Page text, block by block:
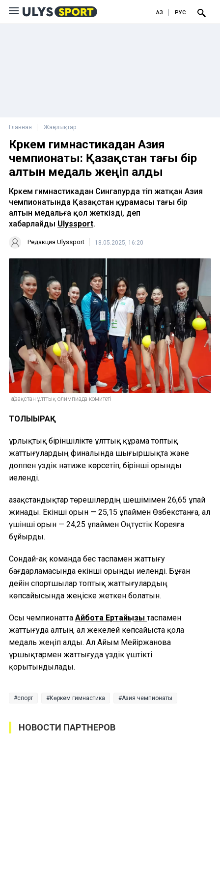
ҚАЗ РУС
Главная Жаңалықтар
Көркем гимнастикадан Азия
чемпионаты: Қазақстан тағы бір
алтын медаль жеңіп алды
Көркем гимнастикадан Сингапурда өтіп жатқан Азия
чемпионатында Қазақстан құрамасы тағы бір
алтын медальға қол жеткізді, деп
хабарлайды Ulyssport.
Редакция Ulyssport 18.05.2025, 16:20
Қазақстан ұлттық олимпиада комитеті
ТОЛЫҒЫРАҚ
Құрлықтық біріншілікте ұлттық құрама топтық
жаттығулардың финалында шығыршықта және
доппен үздік нәтиже көрсетіп, бірінші орынды
иеленді.
Қазақстандықтар төрешілердің шешімімен 26,65 ұпай
жинады. Екінші орын — 25,15 ұпаймен Өзбекстанға, ал
үшінші орын — 24,25 ұпаймен Оңтүстік Кореяға
бұйырды.
Сондай-ақ команда бес таспамен жаттығу
бағдарламасында екінші орынды иеленді. Бұған
дейін спортшылар топтық жаттығулардың
көпсайысында жеңіске жеткен болатын.
Осы чемпионатта Айбота Ертайқызытаспамен
жаттығуда алтын, ал жекелей көпсайыста қола
медаль жеңіп алды. Ал Айым Мейіржанова
ұршықтармен жаттығуда үздік үштікті
қорытындылады.
спорт Көркем гимнастика Азия чемпионаты
НОВОСТИ ПАРТНЕРОВ